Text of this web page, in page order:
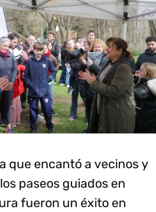
que encantó a vecinos y
paseos guiados en
fueron un éxito en